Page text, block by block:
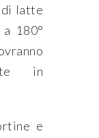
di latte
180°
in
e